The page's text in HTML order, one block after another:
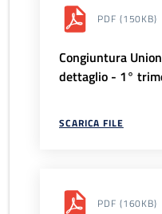
PDF (150KB)
Congiuntura
dettaglio - 1°
SCARICA FILE
PDF (160KB)